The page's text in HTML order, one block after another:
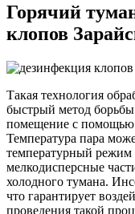
Горячий
клопов
Такая технология
быстрый метод
помещение с помощью
Температура пара
температурный режим
мелкодисперсные
холодного тумана.
что гарантирует
проведения такой